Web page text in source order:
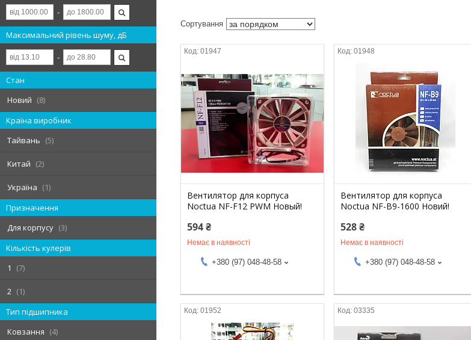
Максимальний рівень шуму, дБ
Стан
Новий
8
Країна виробник
Тайвань
5
Китай 2
Україна
1
Призначення
Для корпусу
3
Кількість кулерів
1
7
2
1
Тип підшипника
Ковзання
4
01947
Вентилятор для корпуса
Noctua NF-F12 PWM Новый!
594 ₴
Немає в наявності
+380 (97) 048-48-58
01948
Вентилятор для корпуса
Noctua NF-B9-1600 Новий!
528 ₴
Немає в наявності
+380 (97) 048-48-58
01952 03335